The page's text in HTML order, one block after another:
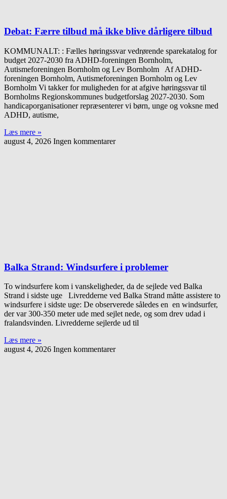
Debat: Færre tilbud må ikke blive dårligere tilbud
KOMMUNALT: : Fælles høringssvar vedrørende sparekatalog for
budget 2027-2030 fra ADHD-foreningen Bornholm,
Autismeforeningen Bornholm og Lev Bornholm Af ADHD-
foreningen Bornholm, Autismeforeningen Bornholm og Lev
Bornholm Vi takker for muligheden for at afgive høringssvar til
Bornholms Regionskommunes budgetforslag 2027-2030. Som
handicaporganisationer repræsenterer vi børn, unge og voksne med
ADHD, autisme,
Læs mere »
august 4, 2026 Ingen kommentarer
Balka Strand: Windsurfere i problemer
To windsurfere kom i vanskeligheder, da de sejlede ved Balka
Strand i sidste uge Livredderne ved Balka Strand måtte assistere to
windsurfere i sidste uge: De observerede således en en windsurfer,
der var 300-350 meter ude med sejlet nede, og som drev udad i
fralandsvinden. Livredderne sejlerde ud til
Læs mere »
august 4, 2026 Ingen kommentarer